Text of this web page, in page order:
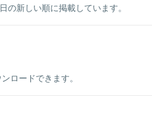
の新しい順に掲載しています。
ロードできます。